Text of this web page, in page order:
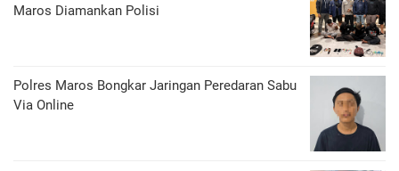
Maros Diamankan Polisi
Polres Maros Bongkar Jaringan Peredaran Sabu
Via Online